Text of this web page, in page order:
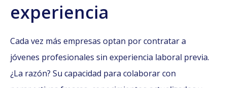
experiencia
Cada vez más empresas optan por contratar a
jóvenes profesionales sin experiencia laboral previa.
¿La razón? Su capacidad para colaborar con